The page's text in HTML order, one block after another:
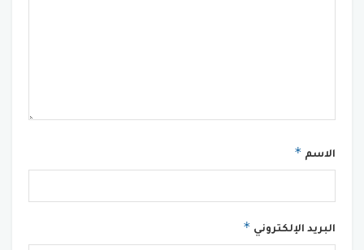
الاسم *
البريد الإلكتروني *